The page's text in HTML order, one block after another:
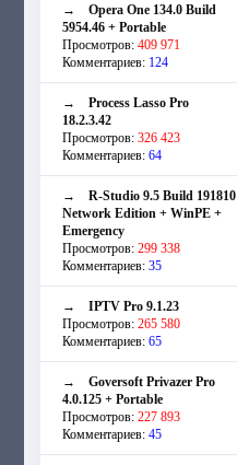
→ Opera One 134.0 Build
5954.46 + Portable
Просмотров: 409 971
Комментариев: 124
→ Process Lasso Pro
18.2.3.42
Просмотров: 326 423
Комментариев: 64
→ R-Studio 9.5 Build 191810
Network Edition + WinPE +
Emergency
Просмотров: 299 338
Комментариев: 35
→ IPTV Pro 9.1.23
Просмотров: 265 580
Комментариев: 65
→ Goversoft Privazer Pro
4.0.125 + Portable
Просмотров: 227 893
Комментариев: 45